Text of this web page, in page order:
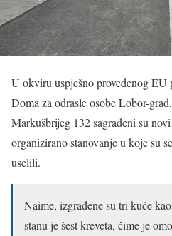
U okviru uspješno provedenog
Doma za odrasle osobe Lobor-
Markušbrijeg 132 sagrađeni su
organizirano stanovanje u koje su
uselili.
Naime, izgrađene su tri kuće
stanu je šest kreveta, čime je